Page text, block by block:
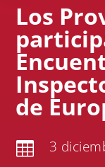
Los
de
 3